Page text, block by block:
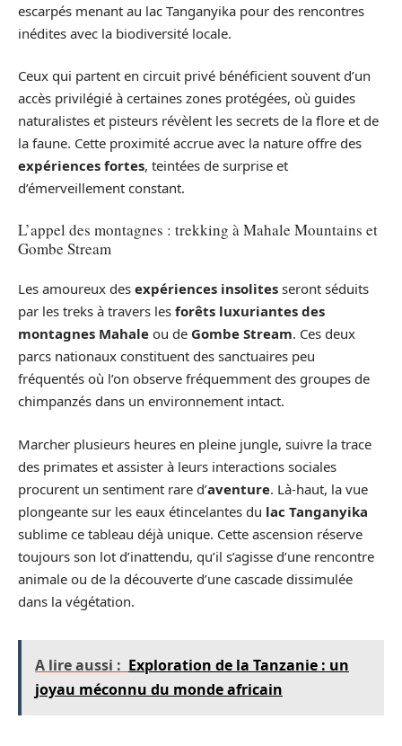
escarpés menant au lac Tanganyika pour des rencontres
inédites avec la biodiversité locale.
Ceux qui partent en circuit privé bénéficient souvent d’un
accès privilégié à certaines zones protégées, où guides
naturalistes et pisteurs révèlent les secrets de la flore et de
la faune. Cette proximité accrue avec la nature offre des
expériences fortes, teintées de surprise et
d’émerveillement constant.
L’appel des montagnes : trekking à Mahale Mountains et
Gombe Stream
Les amoureux des expériences insolites seront séduits
par les treks à travers les forêts luxuriantes des
montagnes Mahale ou de Gombe Stream. Ces deux
parcs nationaux constituent des sanctuaires peu
fréquentés où l’on observe fréquemment des groupes de
chimpanzés dans un environnement intact.
Marcher plusieurs heures en pleine jungle, suivre la trace
des primates et assister à leurs interactions sociales
procurent un sentiment rare d’aventure. Là-haut, la vue
plongeante sur les eaux étincelantes du lac Tanganyika
sublime ce tableau déjà unique. Cette ascension réserve
toujours son lot d’inattendu, qu’il s’agisse d’une rencontre
animale ou de la découverte d’une cascade dissimulée
dans la végétation.
A lire aussi : Exploration de la Tanzanie : un
joyau méconnu du monde africain